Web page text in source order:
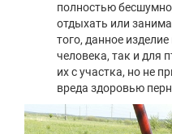
полностью
отдыхать или
того, данное
человека, так и для
их с участка, но не
вреда здоровью